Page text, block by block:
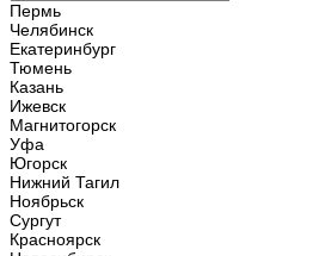
Пермь
Челябинск
Екатеринбург
Тюмень
Казань
Ижевск
Магнитогорск
Уфа
Югорск
Нижний Тагил
Ноябрьск
Сургут
Красноярск